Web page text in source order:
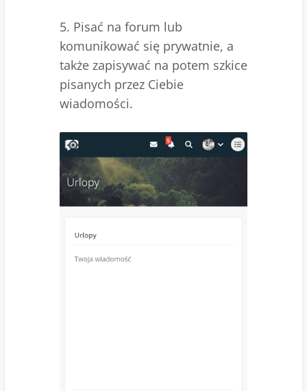
5. Pisać na forum lub
komunikować się prywatnie, a
także zapisywać na potem szkice
pisanych przez Ciebie
wiadomości.